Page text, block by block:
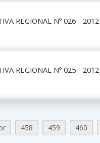
REGIONAL Nº 026 -
REGIONAL Nº 025 -
458 459 460